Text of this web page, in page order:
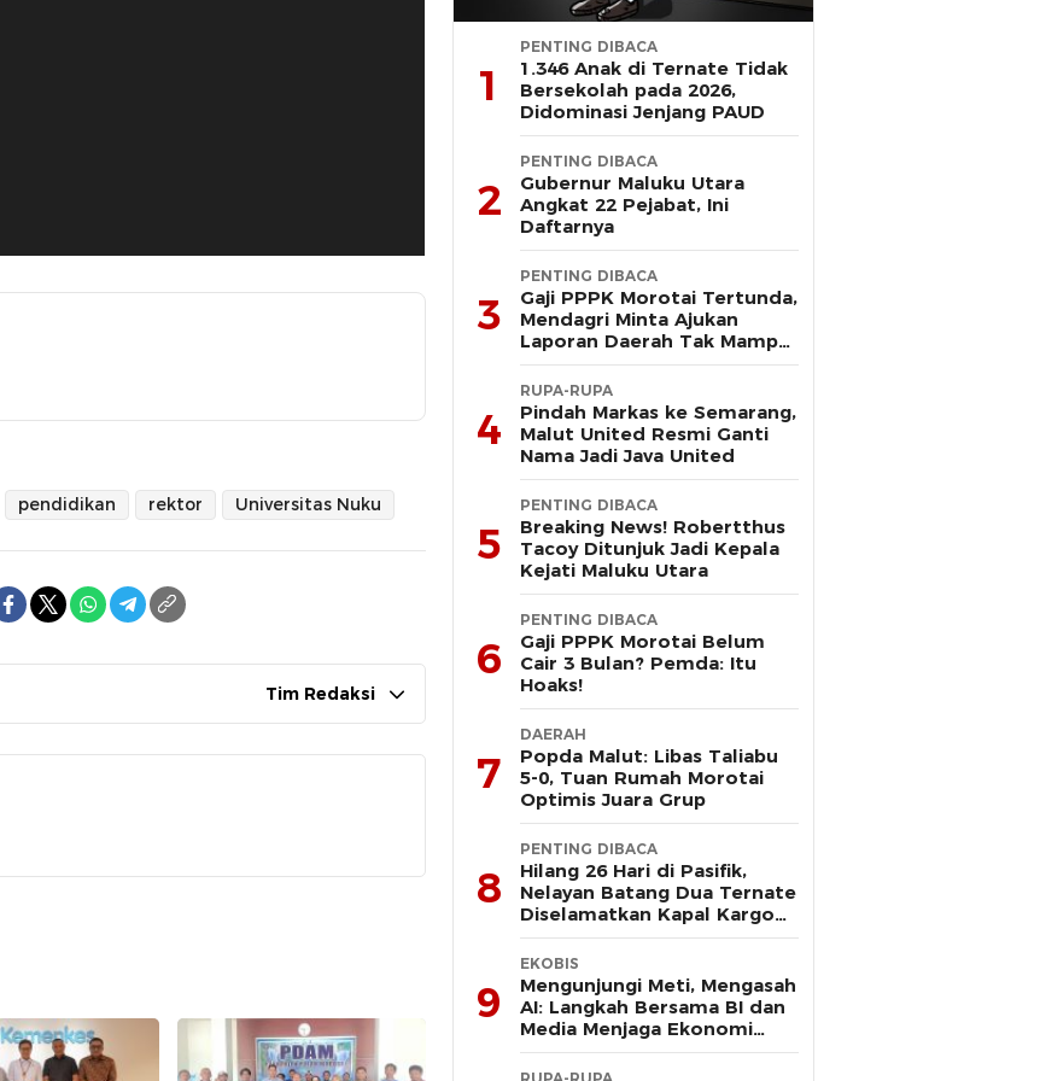
pendidikan rektor Universitas Nuku
Tim Redaksi
1
PENTING DIBACA
1.346 Anak di Ternate Tidak
Bersekolah pada 2026,
Didominasi Jenjang PAUD
2
PENTING DIBACA
Gubernur Maluku Utara
Angkat 22 Pejabat, Ini
Daftarnya
3
PENTING DIBACA
Gaji PPPK Morotai Tertunda,
Mendagri Minta Ajukan
Laporan Daerah Tak Mampu
Bayar Pegawai
4
RUPA-RUPA
Pindah Markas ke Semarang,
Malut United Resmi Ganti
Nama Jadi Java United
5
PENTING DIBACA
Breaking News! Robertthus
Tacoy Ditunjuk Jadi Kepala
Kejati Maluku Utara
6
PENTING DIBACA
Gaji PPPK Morotai Belum
Cair 3 Bulan? Pemda: Itu
Hoaks!
7
DAERAH
Popda Malut: Libas Taliabu
5-0, Tuan Rumah Morotai
Optimis Juara Grup
8
PENTING DIBACA
Hilang 26 Hari di Pasifik,
Nelayan Batang Dua Ternate
Diselamatkan Kapal Kargo
Prancis
9
EKOBIS
Mengunjungi Meti, Mengasah
AI: Langkah Bersama BI dan
Media Menjaga Ekonomi
Maluku Utara